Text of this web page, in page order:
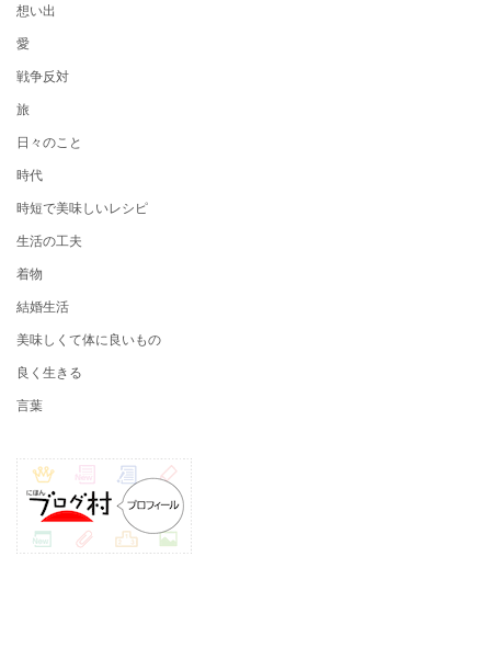
想い出
愛
戦争反対
旅
日々のこと
時代
時短で美味しいレシピ
生活の工夫
着物
結婚生活
美味しくて体に良いもの
良く生きる
言葉